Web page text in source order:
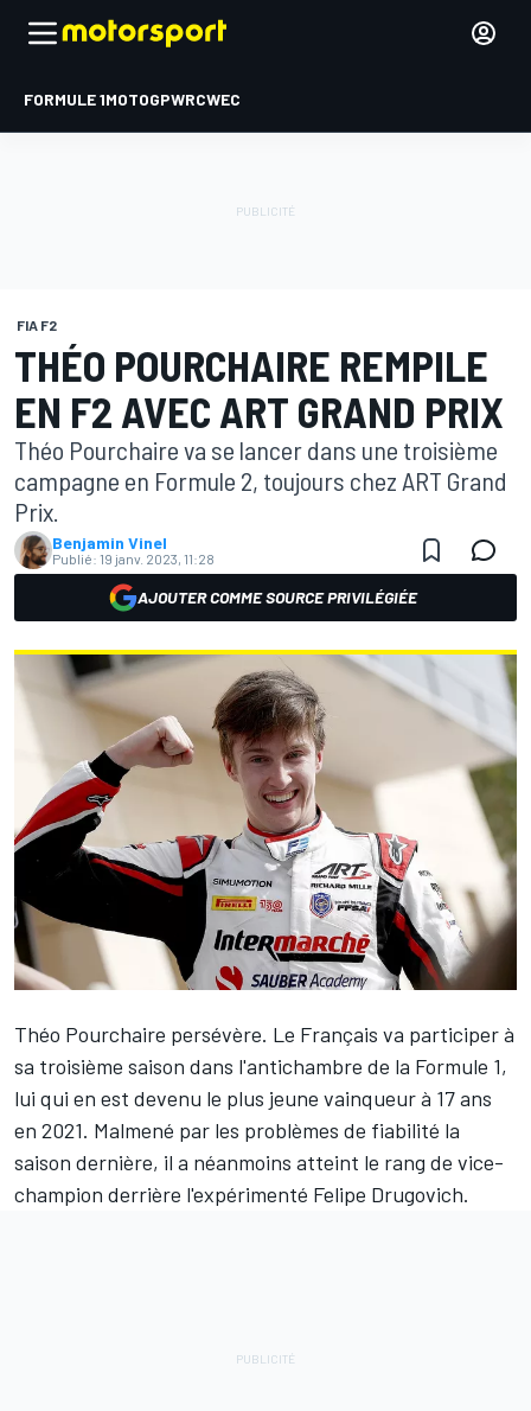
FORMULE 1MOTOGPWRCWEC
FIA F2
THÉO POURCHAIRE REMPILE
EN F2 AVEC ART GRAND PRIX
Théo Pourchaire va se lancer dans une troisième
campagne en Formule 2, toujours chez ART Grand
Prix.
Benjamin Vinel
Publié: 19 janv. 2023, 11:28
AJOUTER COMME SOURCE PRIVILÉGIÉE
Théo Pourchaire persévère. Le Français va participer à
sa troisième saison dans l'antichambre de la Formule 1,
lui qui en est devenu le plus jeune vainqueur à 17 ans
en 2021. Malmené par les problèmes de fiabilité la
saison dernière, il a néanmoins atteint le rang de vice-
champion derrière l'expérimenté Felipe Drugovich.